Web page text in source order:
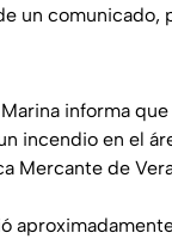
un comunicado,
informa
incendio en el
Mercante de